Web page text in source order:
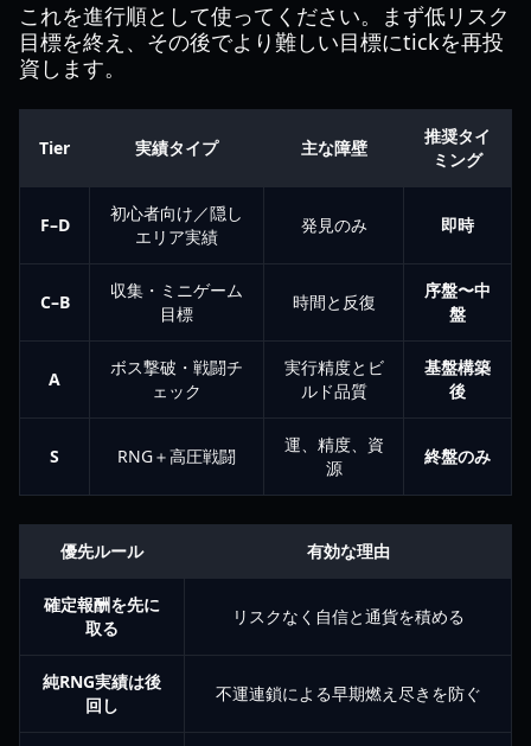
これを進行順として使ってください。まず低リスク
目標を終え、その後でより難しい目標にtickを再投
資します。
Tier 実績タイプ 主な障壁
推奨タイ
ミング
F–D
初心者向け／隠し
エリア実績
発見のみ 即時
C–B
収集・ミニゲーム
目標
時間と反復
序盤〜中
盤
A
ボス撃破・戦闘チ
ェック
実行精度とビ
ルド品質
基盤構築
後
S RNG＋高圧戦闘
運、精度、資
源
終盤のみ
優先ルール 有効な理由
確定報酬を先に
取る
リスクなく自信と通貨を積める
純RNG実績は後
回し
不運連鎖による早期燃え尽きを防ぐ